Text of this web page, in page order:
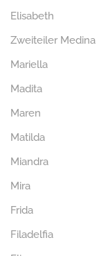
Elisabeth
Zweiteiler Medina
Mariella
Madita
Maren
Matilda
Miandra
Mira
Frida
Filadelfia